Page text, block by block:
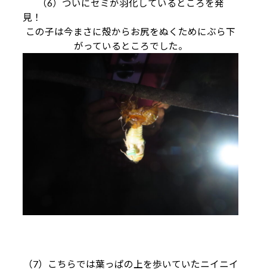
（6）ついにセミが羽化しているところを発
見
この子は今まさに殻からお尻をぬくためにぶら下
がっているところでした。
（7）こちらでは葉っぱの上を歩いていたニイニイ